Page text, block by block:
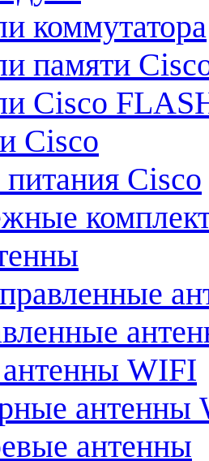
коммутатора
памяти
Cisco
Cisco
Cisco
WIFI
антенны
антенны